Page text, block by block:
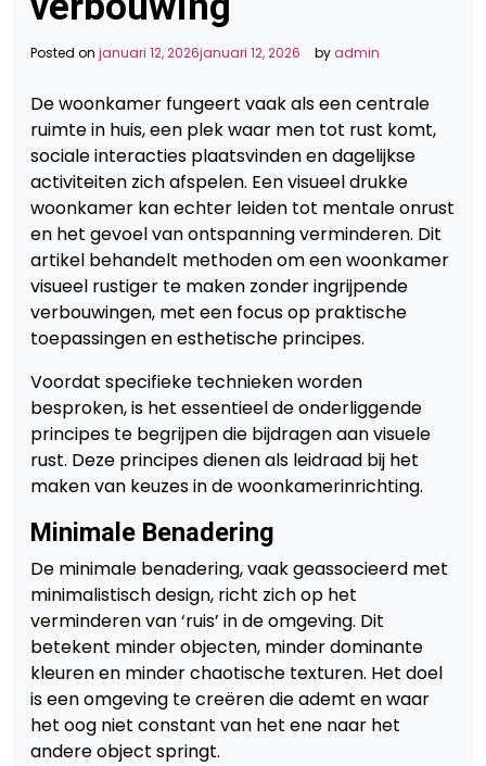
Posted on januari 12, 2026januari 12, 2026 byadmin
De woonkamer fungeert vaak als een centrale
ruimte in huis, een plek waar men tot rust komt,
sociale interacties plaatsvinden en dagelijkse
activiteiten zich afspelen. Een visueel drukke
woonkamer kan echter leiden tot mentale onrust
en het gevoel van ontspanning verminderen. Dit
artikel behandelt methoden om een woonkamer
visueel rustiger te maken zonder ingrijpende
verbouwingen, met een focus op praktische
toepassingen en esthetische principes.
Voordat specifieke technieken worden
besproken, is het essentieel de onderliggende
principes te begrijpen die bijdragen aan visuele
rust. Deze principes dienen als leidraad bij het
maken van keuzes in de woonkamerinrichting.
Minimale Benadering
De minimale benadering, vaak geassocieerd met
minimalistisch design, richt zich op het
verminderen van ‘ruis’ in de omgeving. Dit
betekent minder objecten, minder dominante
kleuren en minder chaotische texturen. Het doel
is een omgeving te creëren die ademt en waar
het oog niet constant van het ene naar het
andere object springt.